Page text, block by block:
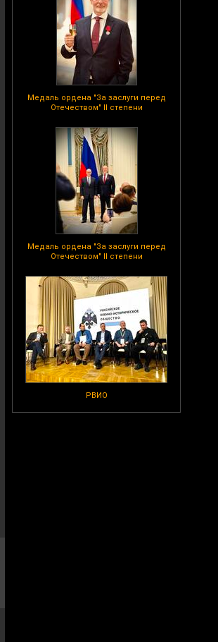
Медаль ордена "За заслуги перед
Отечеством" II степени
Медаль ордена "За заслуги перед
Отечеством" II степени
РВИО